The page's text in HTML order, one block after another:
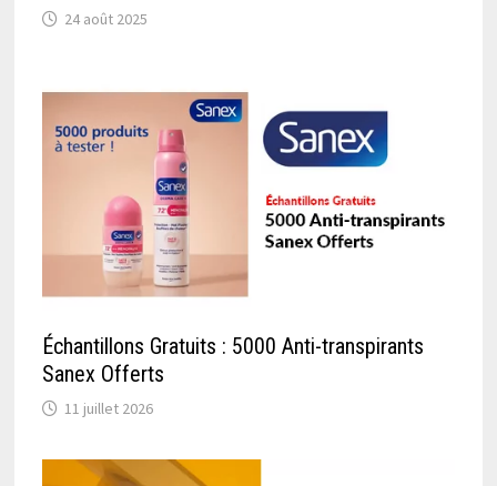
24 août 2025
Échantillons Gratuits : 5000 Anti-transpirants
Sanex Offerts
11 juillet 2026